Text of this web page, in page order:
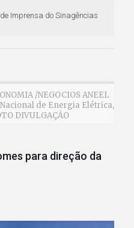
Imprensa do Sinagências
/NEGOCIOS ANEEL
de Energia Elétrica,
DIVULGAÇÃO
para direção da